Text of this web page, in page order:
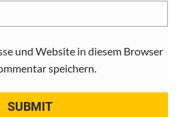
und Website in diesem Browser
speichern.